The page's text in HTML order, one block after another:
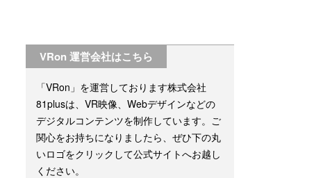
VRon 運営会社はこちら
「VRon」を運営しております株式会社
81plusは、VR映像、Webデザインなどの
デジタルコンテンツを制作しています。ご
関心をお持ちになりましたら、ぜひ下の丸
いロゴをクリックして公式サイトへお越し
ください。